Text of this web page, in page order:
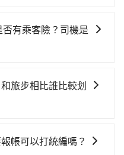
費比專車接送省80元，
但如果你有大大小小的
人數更多，預約tripool
還會更便宜划算。如果
的iRent只提供最基本的
、Vios這類乘坐體驗較
乘客遺留的垃圾或者撞
車都好像在開樂透一
他乘客的人來說就有不
再更便宜。但如果要考
車約380輛，數量約為新
時攔不到車以及計程車
人數在五人以上，分坐
同，可先確定您的預
常較便宜。 行程：需多
方便舒適且每個人攤提
可搭乘大眾運輸或計程
歡探險和體驗當地文化
有乘客險？司機是
隊服務，所提供之車輛
保您的乘車安全。
旅步相比誰比較划
，而且在不同城市和地
帳可以打統編嗎？